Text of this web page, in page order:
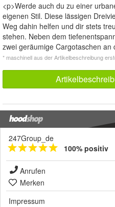
<p>Werde auch du zu einer
eigenen Stil. Diese lässigen
Weg dahin helfen und dir stets
stehen. Neben dem
zwei geräumige Cargotaschen an
* maschinell aus der Artikelbeschreibung
247Group_de
100% positiv
Anrufen
Merken
Impressum